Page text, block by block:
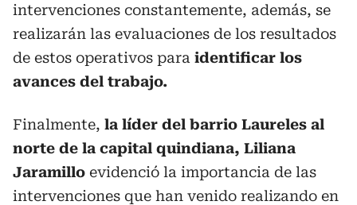
intervenciones constantemente, además, se
realizarán las evaluaciones de los resultados
de estos operativos para identificar los
avances del trabajo.
Finalmente, la líder del barrio Laureles al
norte de la capital quindiana, Liliana
Jaramillo evidenció la importancia de las
intervenciones que han venido realizando en